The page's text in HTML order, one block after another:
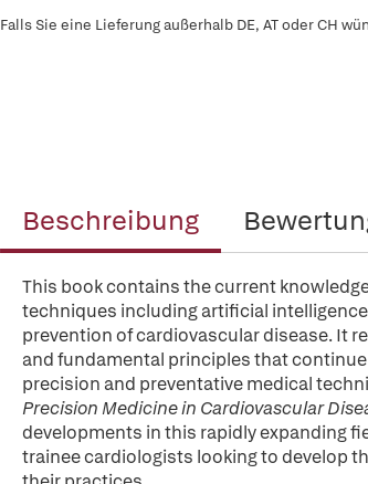
Falls Sie eine Lieferung außerhalb DE, AT oder CH
Beschreibung
This book contains the current
techniques including artificial
prevention of cardiovascular disease. It
and fundamental principles that
precision and preventative medical
Precision Medicine in Cardiovascular
developments in this rapidly expanding
trainee cardiologists looking to develop